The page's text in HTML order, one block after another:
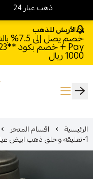
الأربش للذهب
1000 ريال
الرئيسية اقسام المتجر
1-تعليقه وحلق ذهب ابيض عيار 18
24 ذهب عيار